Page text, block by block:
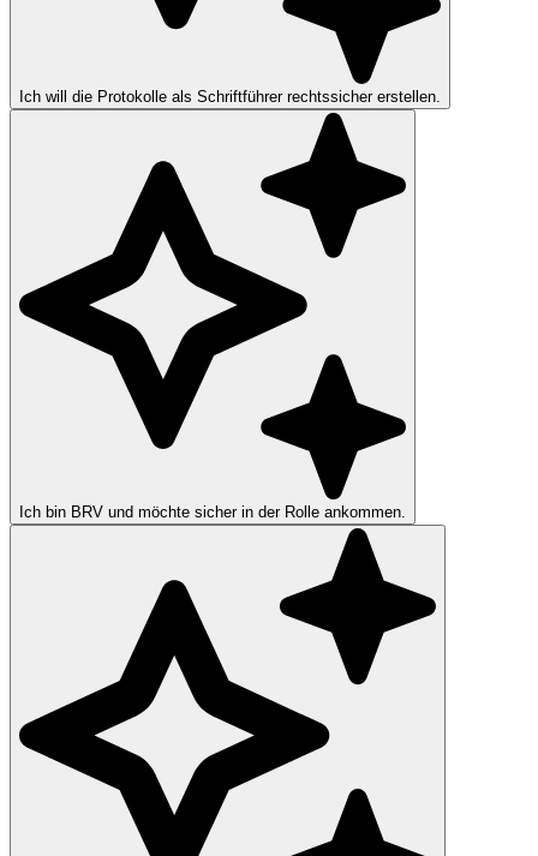
Ich will die Protokolle als Schriftführer rechtssicher erstellen.
Ich bin BRV und möchte sicher in der Rolle ankommen.